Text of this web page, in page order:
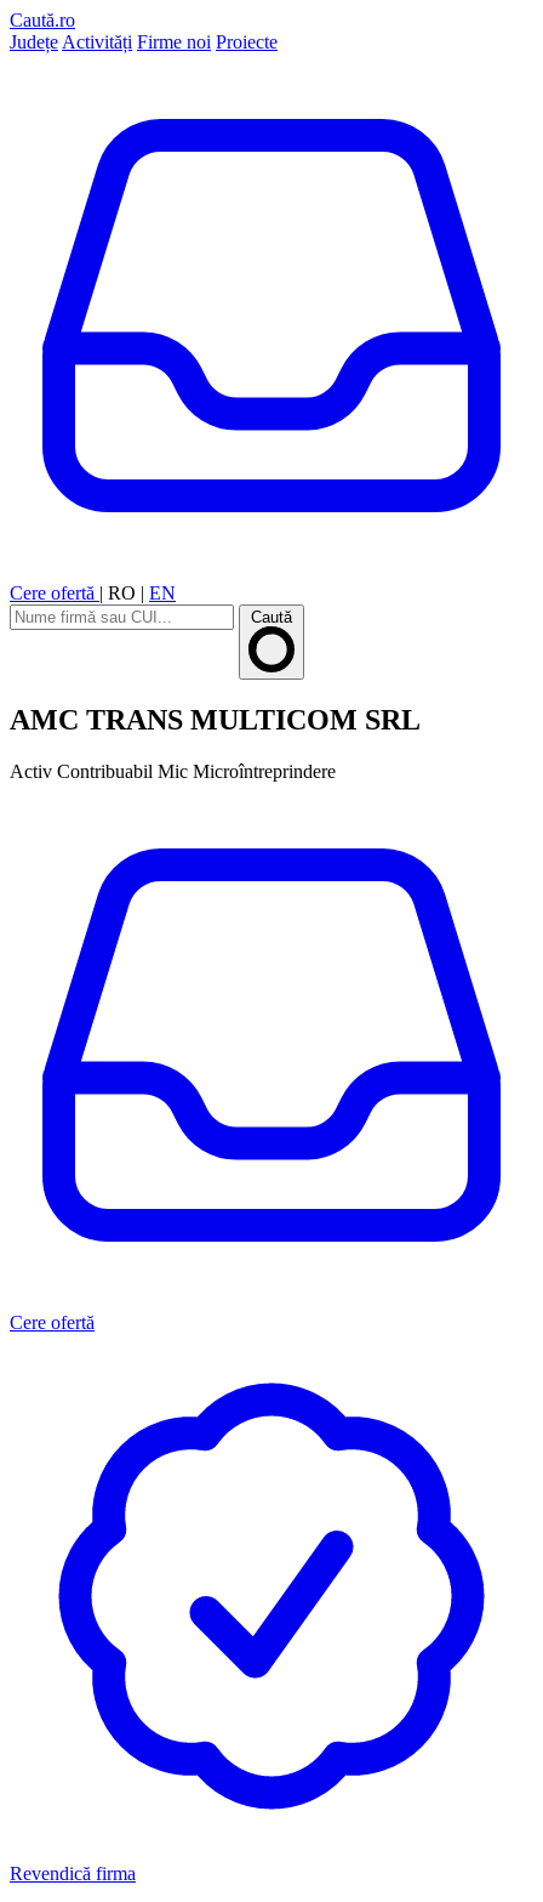
Caută.ro
Județe Activități Firme noi Proiecte
Cere ofertă | RO | EN
Caută
AMC TRANS MULTICOM SRL
Activ Contribuabil Mic Microîntreprindere
Cere ofertă
Revendică firma